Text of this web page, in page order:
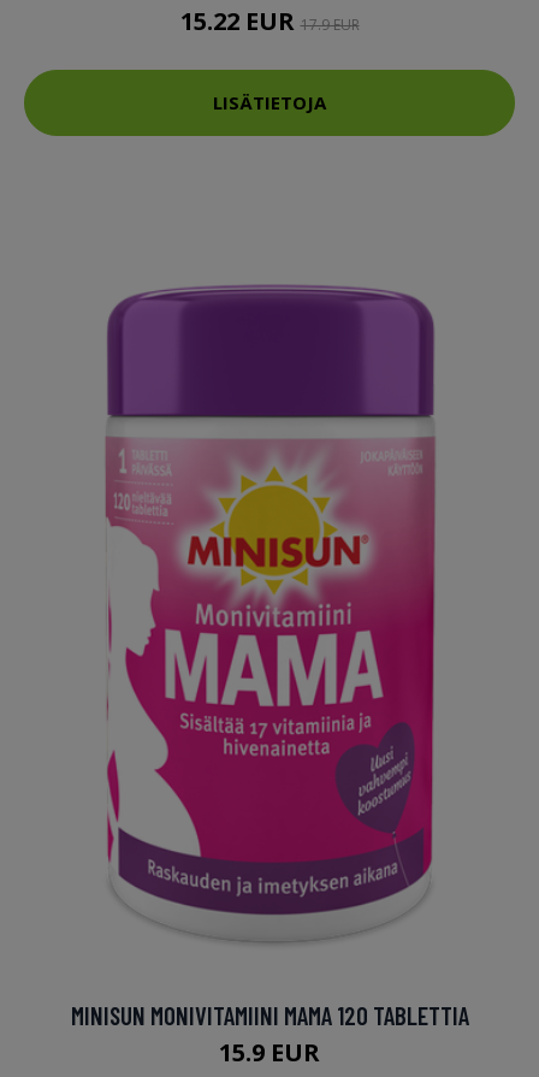
15.22 EUR17.9 EUR
LISÄTIETOJA
MINISUN MONIVITAMIINI MAMA 120 TABLETTIA
15.9 EUR